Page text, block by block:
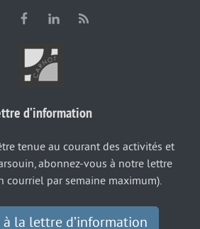
d’information
tenue au courant des activités et
abonnez-vous à notre lettre
courriel par semaine maximum).
à la lettre d’information